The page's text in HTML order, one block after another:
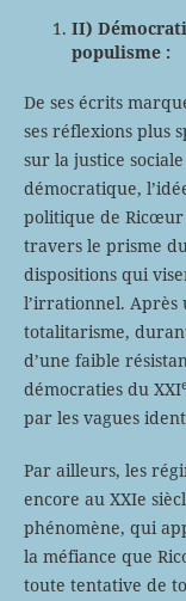
II)
populisme :
De ses écrits
ses réflexions plus
sur la justice
démocratique,
politique de
travers le prisme
dispositions qui
l’irrationnel. Après
totalitarisme,
d’une faible
démocraties du XXI
par les vagues
Par ailleurs, les
encore au XXIe
phénomène, qui
la méfiance que
toute tentative de